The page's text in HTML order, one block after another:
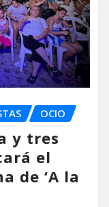
OCIO
y tres
el
de ‘A la